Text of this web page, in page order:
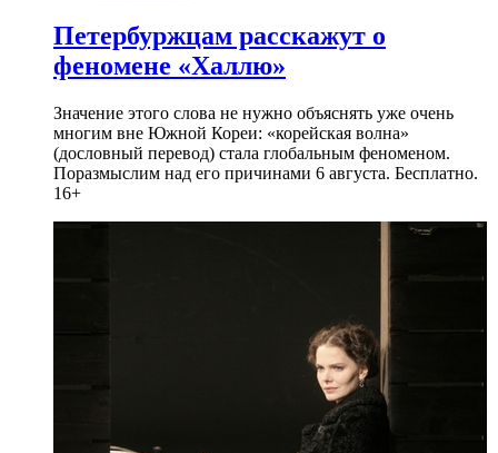
Петербуржцам расскажут о
феномене «Халлю»
Значение этого слова не нужно объяснять уже очень
многим вне Южной Кореи: «корейская волна»
(дословный перевод) стала глобальным феноменом.
Поразмыслим над его причинами 6 августа. Бесплатно.
16+